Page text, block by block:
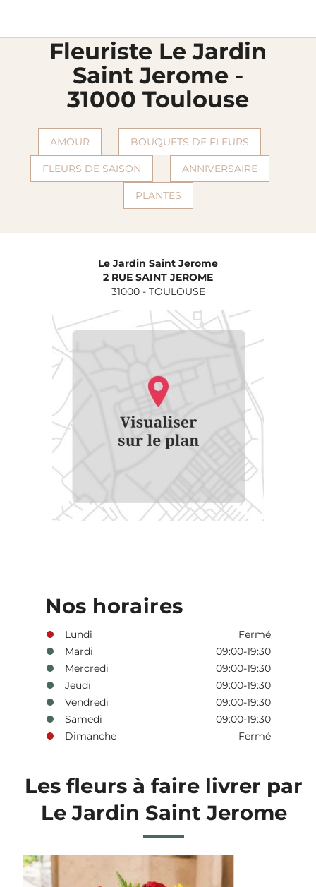
Fleuriste Le Jardin
Saint Jerome -
31000 Toulouse
AMOUR BOUQUETS DE FLEURS
FLEURS DE SAISON ANNIVERSAIRE
PLANTES
Le Jardin Saint Jerome
2 RUE SAINT JEROME
31000- TOULOUSE
Nos horaires
Lundi
Fermé
Mardi
09:00-19:30
Mercredi
09:00-19:30
Jeudi
09:00-19:30
Vendredi
09:00-19:30
Samedi
09:00-19:30
Dimanche
Fermé
Les fleurs à faire livrer par
Le Jardin Saint Jerome